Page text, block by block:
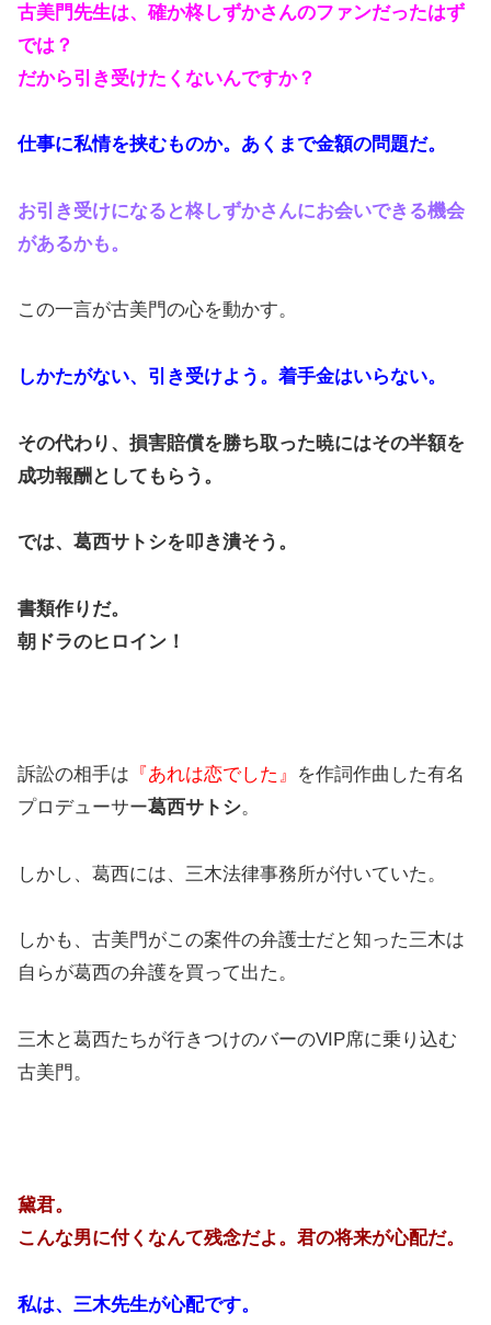
古美門先生は、確か柊しずかさんのファンだったはず
では？
だから引き受けたくないんですか？
仕事に私情を挟むものか。あくまで金額の問題だ。
お引き受けになると柊しずかさんにお会いできる機会
があるかも。
この一言が古美門の心を動かす。
しかたがない、引き受けよう。着手金はいらない。
その代わり、損害賠償を勝ち取った暁にはその半額を
成功報酬としてもらう。
では、葛西サトシを叩き潰そう。
書類作りだ。
朝ドラのヒロイン！
訴訟の相手は 『あれは恋でした』
を作詞作曲した有名
プロデューサー葛西サトシ。
しかし、葛西には、三木法律事務所が付いていた。
しかも、古美門がこの案件の弁護士だと知った三木は
自らが葛西の弁護を買って出た。
三木と葛西たちが行きつけのバーのVIP席に乗り込む
古美門。
黛君。
こんな男に付くなんて残念だよ。君の将来が心配だ。
私は、三木先生が心配です。